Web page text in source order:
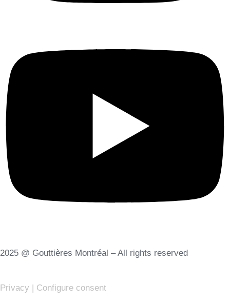
2025 @ Gouttières Montréal – All rights reserved
Privacy | Configure consent